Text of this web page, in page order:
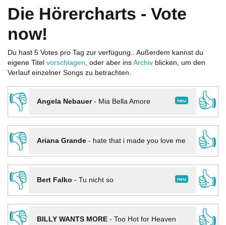
Die Hörercharts - Vote
now!
Du hast 5 Votes pro Tag zur verfügung.. Außerdem kannst du
eigene Titel vorschlagen, oder aber ins Archiv blicken, um den
Verlauf einzelner Songs zu betrachten.
👎 neu
Angela Nebauer- Mia Bella Amore
👍
👎
Ariana Grande- hate that i made you love me
👍
👎
neu
Bert Falko - Tu nicht so
👍
👎
BILLY WANTS MORE- Too Hot for Heaven
👍